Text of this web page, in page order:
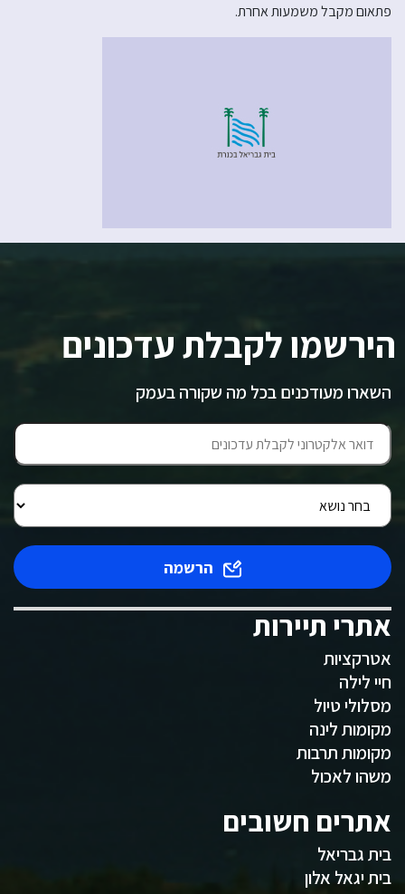
פתאום מקבל משמעות אחרת.
הירשמו לקבלת עדכונים
השארו מעודכנים בכל מה שקורה בעמק
הרשמה
אתרי תיירות
אטרקציות
חיי לילה
מסלולי טיול
מקומות לינה
מקומות תרבות
משהו לאכול
אתרים חשובים
בית גבריאל
בית יגאל אלון